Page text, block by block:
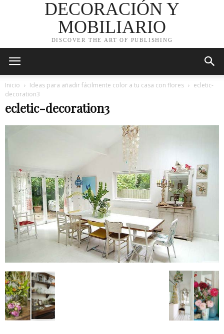
DECORACIÓN Y
MOBILIARIO
DISCOVER THE ART OF PUBLISHING
Inicio Ideas para añadir fácilmente color a tu casa con flores
ecletic-
decoration3
ecletic-decoration3